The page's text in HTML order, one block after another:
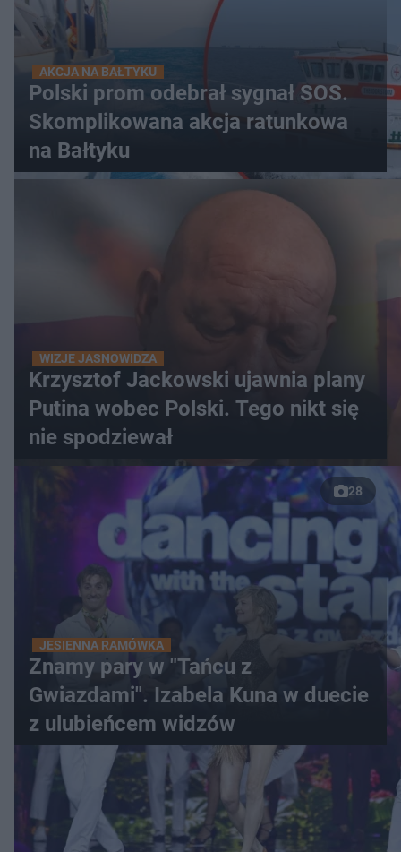
AKCJA NA BAŁTYKU
Polski prom odebrał sygnał SOS.
Skomplikowana akcja ratunkowa
na Bałtyku
WIZJE JASNOWIDZA
Krzysztof Jackowski ujawnia plany
Putina wobec Polski. Tego nikt się
nie spodziewał
28
JESIENNA RAMÓWKA
Znamy pary w "Tańcu z
Gwiazdami". Izabela Kuna w duecie
z ulubieńcem widzów
WIĘCEJ